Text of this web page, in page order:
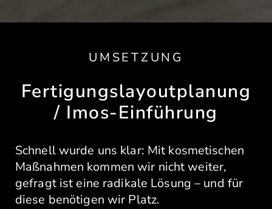
UMSETZUNG
Fertigungslayoutplanung
/ Imos-Einführung
Schnell wurde uns klar: Mit kosmetischen
Maßnahmen kommen wir nicht weiter,
gefragt ist eine radikale Lösung – und für
diese benötigen wir Platz.